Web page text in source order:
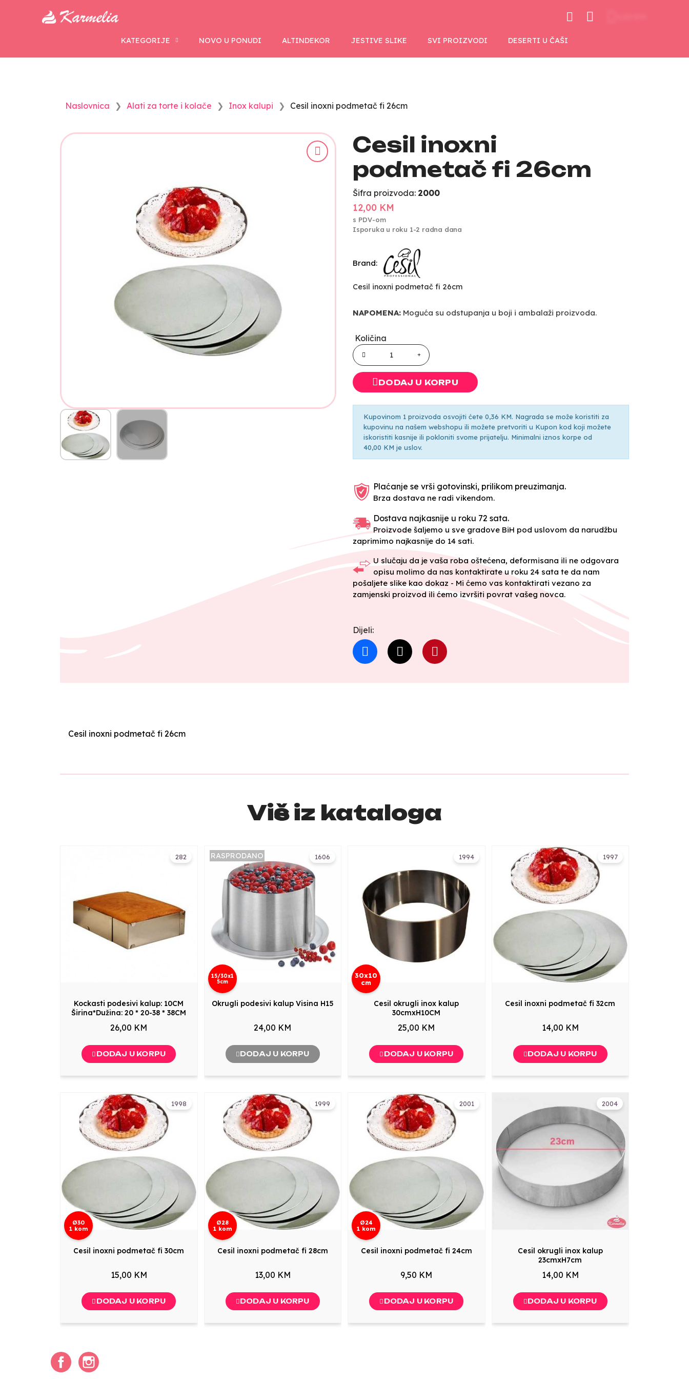
KATEGORIJE NOVO U PONUDI ALTINDEKOR JESTIVE SLIKE SVI PROIZVODI DESERTI U ČAŠI
Naslovnica Alati za torte i kolače Inox kalupi Cesil inoxni podmetač fi 26cm
Cesil inoxni
podmetač fi 26cm
Šifra proizvoda: 2000
12,00 KM
s PDV-om
Isporuka u roku 1-2 radna dana
Brand:
Cesil inoxni podmetač fi 26cm
NAPOMENA: Moguća su odstupanja u boji i ambalaži proizvoda.
Količina
DODAJ U KORPU
Kupovinom 1 proizvoda osvojiti ćete 0,36 KM. Nagrada se može koristiti za
kupovinu na našem webshopu ili možete pretvoriti u Kupon kod koji možete
iskoristiti kasnije ili pokloniti svome prijatelju. Minimalni iznos korpe od
40,00 KM je uslov.
Plaćanje se vrši gotovinski, prilikom preuzimanja.
Brza dostava ne radi vikendom.
Dostava najkasnije u roku 72 sata.
Proizvode šaljemo u sve gradove BiH pod uslovom da narudžbu
zaprimimo najkasnije do 14 sati.
U slučaju da je vaša roba oštećena, deformisana ili ne odgovara
opisu molimo da nas kontaktirate u roku 24 sata te da nam
pošaljete slike kao dokaz - Mi ćemo vas kontaktirati vezano za
zamjenski proizvod ili ćemo izvršiti povrat vašeg novca.
Dijeli:
Cesil inoxni podmetač fi 26cm
Više iz kataloga
282
Kockasti podesivi kalup: 10CM
Širina*Dužina: 20 * 20-38 * 38CM
26,00 KM
DODAJ U KORPU
1606
15/30x1
5cm
RASPRODANO
Okrugli podesivi kalup Visina H15
24,00 KM
DODAJ U KORPU
1994
30x10
cm
Cesil okrugli inox kalup
30cmxH10CM
25,00 KM
DODAJ U KORPU
1997
Cesil inoxni podmetač fi 32cm
14,00 KM
DODAJ U KORPU
1998
Ø30
1 kom
Cesil inoxni podmetač fi 30cm
15,00 KM
DODAJ U KORPU
1999
Ø28
1 kom
Cesil inoxni podmetač fi 28cm
13,00 KM
DODAJ U KORPU
2001
Ø24
1 kom
Cesil inoxni podmetač fi 24cm
9,50 KM
DODAJ U KORPU
2004
Cesil okrugli inox kalup
23cmxH7cm
14,00 KM
DODAJ U KORPU
Facebook